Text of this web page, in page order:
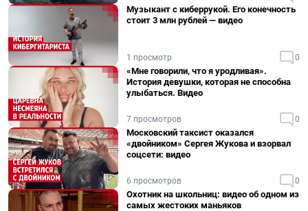
Музыкант с киберрукой. Его конечность
стоит 3 млн рублей — видео
1 просмотр 0
«Мне говорили, что я уродливая».
История девушки, которая не способна
улыбаться. Видео
7 просмотров 0
Московский таксист оказался
«двойником» Сергея Жукова и взорвал
соцсети: видео
6 просмотров 0
Охотник на школьниц: видео об одном из
самых жестоких маньяков